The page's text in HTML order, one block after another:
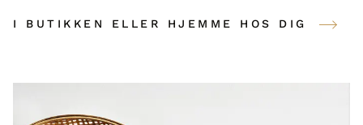
I BUTIKKEN ELLER HJEMME HOS DIG